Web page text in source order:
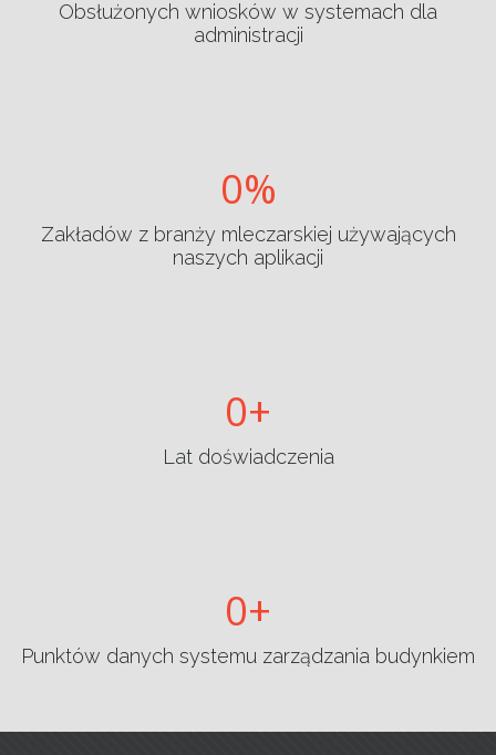
Obsłużonych wniosków w systemach dla
administracji
0
Zakładów z branży mleczarskiej używających
naszych aplikacji
0
Lat doświadczenia
0
Punktów danych systemu zarządzania budynkiem